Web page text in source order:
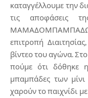
καταγγέλλουμε την
τις αποφάσεις
ΜΑΜΑΔΟΜΠΑΜΠΑΔΩΝ.
επιτροπή
βίντεο του αγώνα.
πούμε ότι δόθηκε
μπαμπάδες των
χαρούν το παιχνίδι